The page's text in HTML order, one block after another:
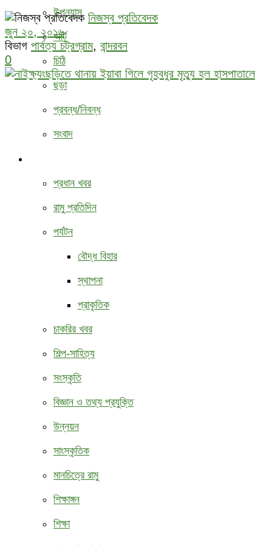
উপন্যাস
আর্ট
চিঠি
ছড়া
প্রবন্ধ/নিবন্ধ
সংবাদ
প্রধান খবর
রামু প্রতিদিন
পর্যটন
বৌদ্ধ ‍বিহার
স্থাপনা
প্রাকৃতিক
চাকরির খবর
শিল্প-সাহিত্য
সংস্কৃতি
বিজ্ঞান ও তথ্য প্রযুক্তি
উন্নয়ন
সাংস্কৃতিক
মানচিত্রে রামু
শিক্ষাঙ্গন
শিক্ষা
নিজস্ব প্রতিবেদক
জুন ২০, ২০১৬
বিভাগ পার্বত্য চট্রগ্রাম, বান্দরবন
0